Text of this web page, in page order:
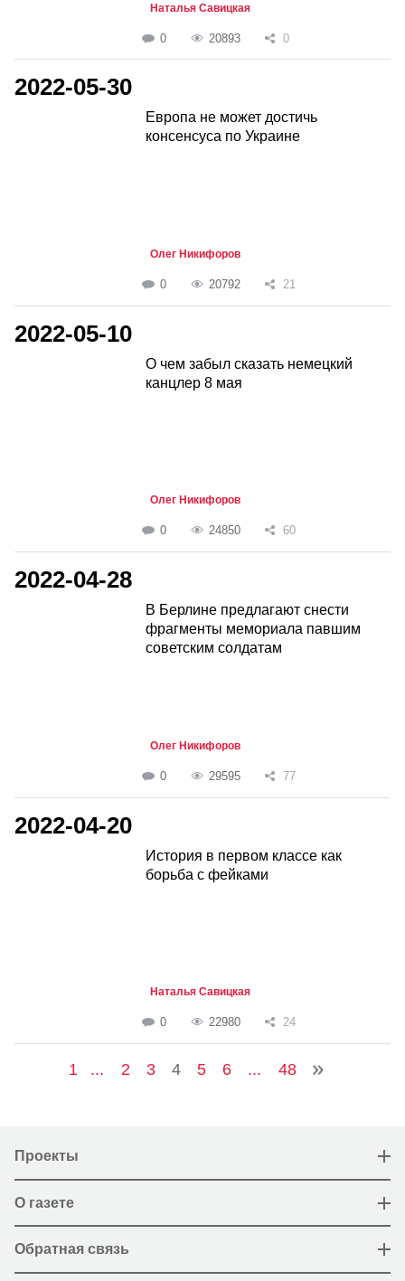
Наталья Савицкая
0 20893 0
2022-05-30
Европа не может достичь
консенсуса по Украине
Олег Никифоров
0 20792 21
2022-05-10
О чем забыл сказать немецкий
канцлер 8 мая
Олег Никифоров
0 24850 60
2022-04-28
В Берлине предлагают снести
фрагменты мемориала павшим
советским солдатам
Олег Никифоров
0 29595 77
2022-04-20
История в первом классе как
борьба с фейками
Наталья Савицкая
0 22980 24
1 ... 2 3 4 5 6 ... 48
Проекты
О газете
Обратная связь